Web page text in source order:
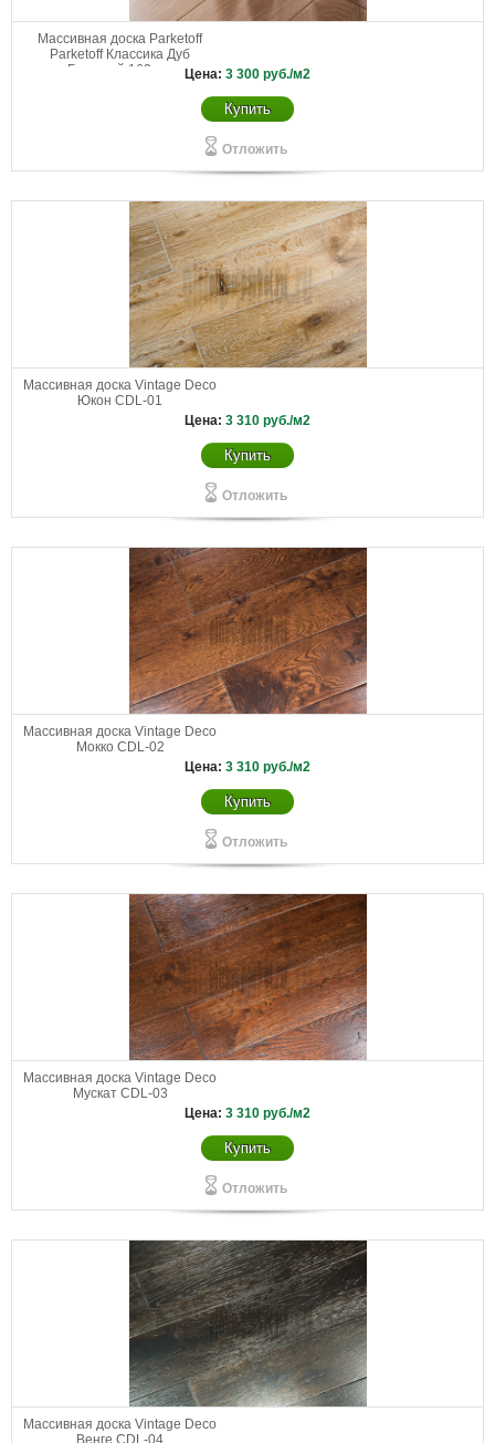
Массивная доска Parketoff
Parketoff Классика Дуб
Беленый 160 мм
Цена: 3 300 руб./м2
Купить
Отложить
Массивная доска Vintage Deco
Юкон CDL-01
Цена: 3 310 руб./м2
Купить
Отложить
Массивная доска Vintage Deco
Мокко CDL-02
Цена: 3 310 руб./м2
Купить
Отложить
Массивная доска Vintage Deco
Мускат CDL-03
Цена: 3 310 руб./м2
Купить
Отложить
Массивная доска Vintage Deco
Венге CDL-04